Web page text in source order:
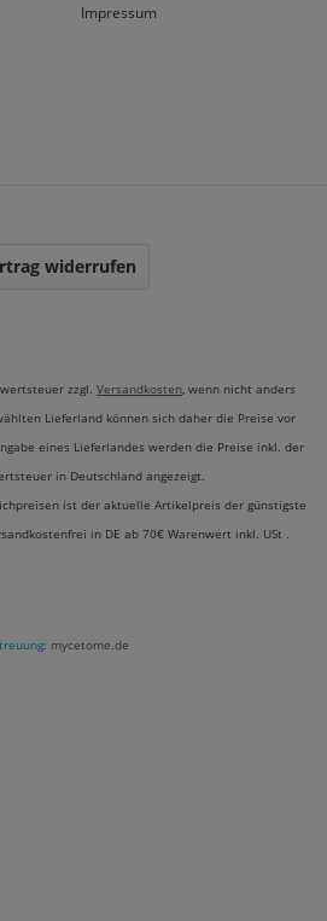
Impressum
widerrufen
zzgl. Versandkosten , wenn nicht anders
Lieferland können sich daher die Preise vor
eines Lieferlandes werden die Preise inkl. der
in Deutschland angezeigt.
ist der aktuelle Artikelpreis der günstigste
in DE ab 70€ Warenwert inkl. USt .
mycetome.de